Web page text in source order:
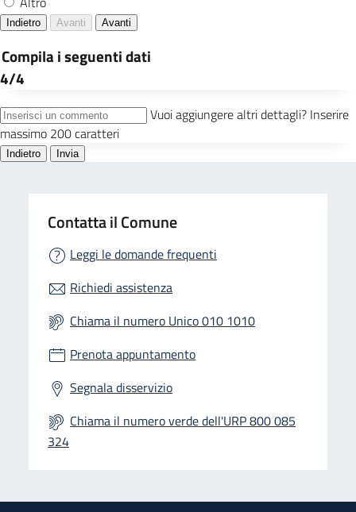
Contatta il Comune
Leggi le domande frequenti
Richiedi assistenza
Chiama il numero Unico 010 1010
Prenota appuntamento
Segnala disservizio
Chiama il numero verde dell'URP 800 085
324